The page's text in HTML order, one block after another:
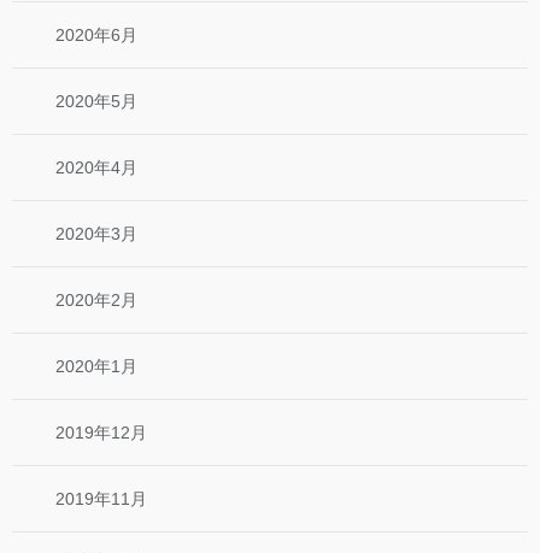
2020年6月
2020年5月
2020年4月
2020年3月
2020年2月
2020年1月
2019年12月
2019年11月